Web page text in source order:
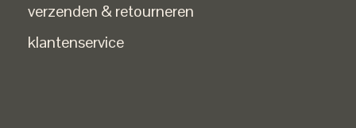
verzenden & retourneren
klantenservice